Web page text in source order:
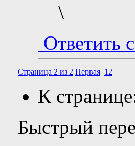
\
Ответить
Страница 2 из 2 Первая 1 2
К
Быстрый